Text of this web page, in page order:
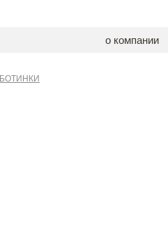
о компании
БОТИНКИ